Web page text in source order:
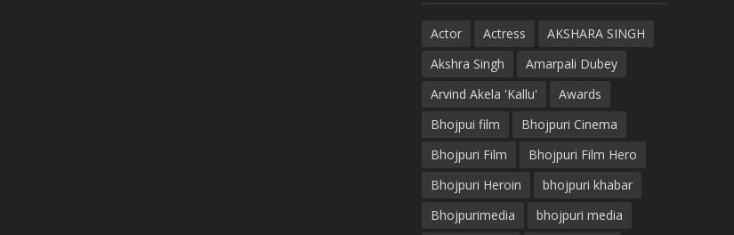
Actor Actress
AKSHARA SINGH
Akshra Singh
Amarpali Dubey
Arvind Akela 'Kallu'
Awards
Bhojpui film
Bhojpuri Cinema
Bhojpuri Film
Bhojpuri Film Hero
Bhojpuri Heroin
bhojpuri khabar
Bhojpurimedia
bhojpuri media